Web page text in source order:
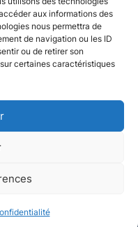
aux informations des
nous permettra de
de navigation ou les ID
ou de retirer son
certaines caractéristiques
:Plate